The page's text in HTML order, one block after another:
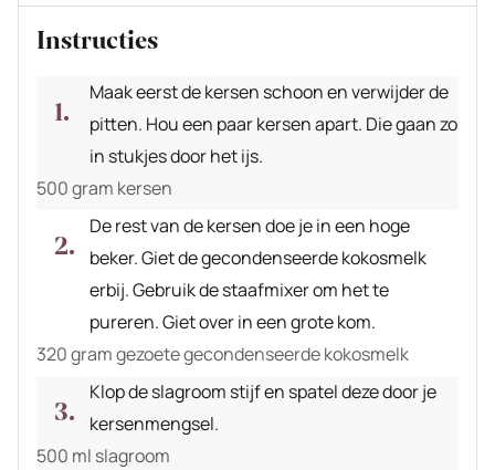
Instructies
Maak eerst de kersen schoon en verwijder de
pitten. Hou een paar kersen apart. Die gaan zo
in stukjes door het ijs.
500 gram kersen
De rest van de kersen doe je in een hoge
beker. Giet de gecondenseerde kokosmelk
erbij. Gebruik de staafmixer om het te
pureren. Giet over in een grote kom.
320 gram gezoete gecondenseerde kokosmelk
Klop de slagroom stijf en spatel deze door je
kersenmengsel.
500 ml slagroom